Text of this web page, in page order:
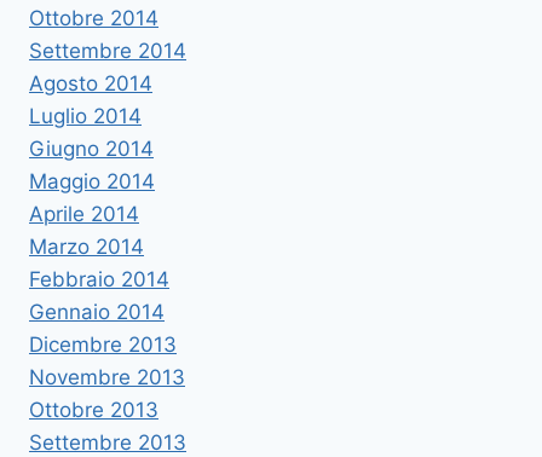
Ottobre 2014
Settembre 2014
Agosto 2014
Luglio 2014
Giugno 2014
Maggio 2014
Aprile 2014
Marzo 2014
Febbraio 2014
Gennaio 2014
Dicembre 2013
Novembre 2013
Ottobre 2013
Settembre 2013